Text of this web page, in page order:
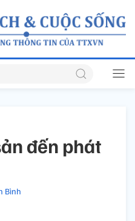
đến phát
Bình